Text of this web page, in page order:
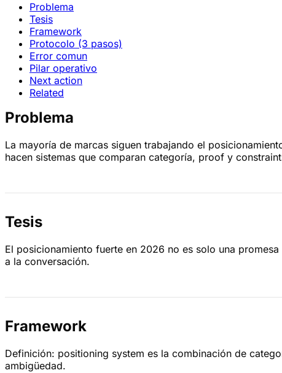
Problema
Tesis
Framework
Protocolo (3 pasos)
Error comun
Pilar operativo
Next action
Related
Problema
La mayoría de marcas siguen trabajando el
hacen sistemas que comparan categoría, proof y
Tesis
El posicionamiento fuerte en 2026 no es solo una
a la conversación.
Framework
Definición: positioning system es la combinación de
ambigüedad.